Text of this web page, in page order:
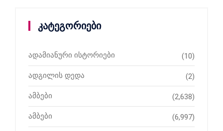
კატეგორიები
ადამიანური ისტორიები (10)
ადგილის დედა (2)
ამბები (2,638)
ამბები (6,997)